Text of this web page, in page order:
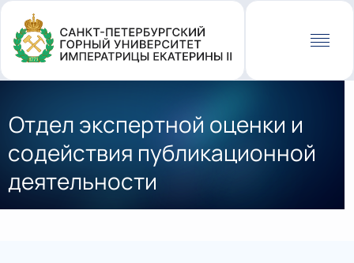
Перейти
основному
содержанию
Отдел экспертной оценки и
содействия публикационной
деятельности